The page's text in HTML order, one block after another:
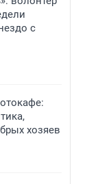
с
хозяев